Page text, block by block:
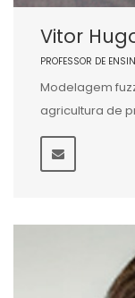
Vitor
PROFESSOR DE
Modelagem
agricultura de